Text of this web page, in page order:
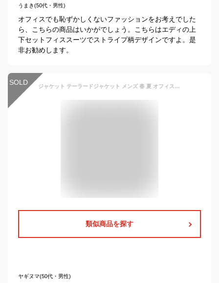
うまき(50代・男性)
オフィスでも恥ずかしくないファッションをお考えでした
ら、こちらの商品はいかがでしょう。こちらはエディの上
下セットフィススーツでストライプ柄デザインですよ。是
非お勧めします。
SOLD ジャケット テーラードジャケット メンズ 春 夏 オフィスカジュアル メンズ クールマックス アウター メンズ ホワイト ブラック グレー ネイビー 大人 M〜LLL カジュアル ストリート 大きいサイズ おしゃれクールマックス素材テーラードジャケット(GW-P9741)
類似商品を探す
ヤギヌマ(50代・男性)